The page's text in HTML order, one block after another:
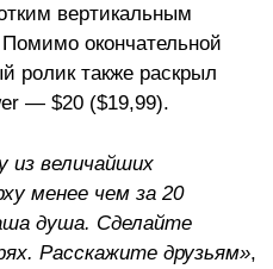
вертикальным
окончательной
ролик также раскрыл
— $20 ($19,99).
из величайших
менее чем за 20
душа. Сделайте
Расскажите друзьям»,